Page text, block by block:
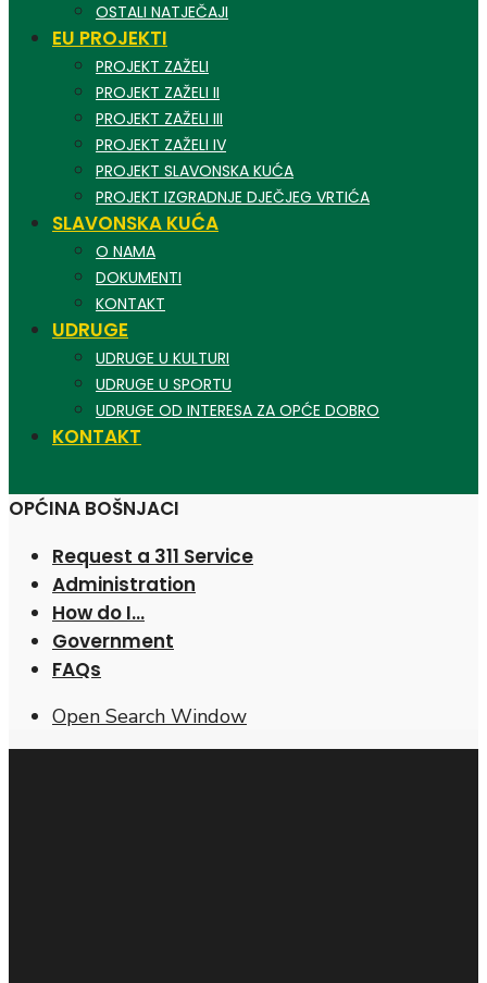
OSTALI NATJEČAJI
EU PROJEKTI
PROJEKT ZAŽELI
PROJEKT ZAŽELI II
PROJEKT ZAŽELI III
PROJEKT ZAŽELI IV
PROJEKT SLAVONSKA KUĆA
PROJEKT IZGRADNJE DJEČJEG VRTIĆA
SLAVONSKA KUĆA
O NAMA
DOKUMENTI
KONTAKT
UDRUGE
UDRUGE U KULTURI
UDRUGE U SPORTU
UDRUGE OD INTERESA ZA OPĆE DOBRO
KONTAKT
OPĆINA BOŠNJACI
Request a 311 Service
Administration
How do I…
Government
FAQs
Open Search Window